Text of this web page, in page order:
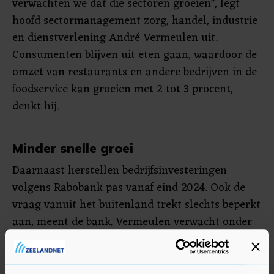
hoofd sectormanagement zorg, handel, industrie
en dienstverlening André Vermeulen uit.
Consumenten blijven uit eten gaan, waardoor de
omzet van restaurants en andere bedrijven in de
foodservice kan groeien met 2 tot 3 procent,
denkt hij.
Minder snelle groei
Daarnaast herstellen bedrijfsinvesteringen
volgens Rabobank pas vanaf eind 2024. Ook de
vraag vanuit het buitenland trekt slechts beperkt
aan, meent de bank. Vermeulen verwacht onder
meer een krimp voor de transportsector, die "lijdt
onder de geopolitieke spanningen en een afname